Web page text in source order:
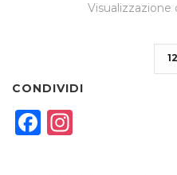
CONDIVIDI
F